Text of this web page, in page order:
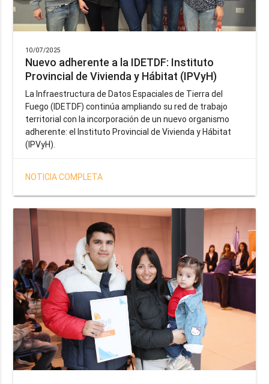
10/07/2025
Nuevo adherente a la IDETDF: Instituto
Provincial de Vivienda y Hábitat (IPVyH)
La Infraestructura de Datos Espaciales de Tierra del
Fuego (IDETDF) continúa ampliando su red de trabajo
territorial con la incorporación de un nuevo organismo
adherente: el Instituto Provincial de Vivienda y Hábitat
(IPVyH).
NOTICIA COMPLETA